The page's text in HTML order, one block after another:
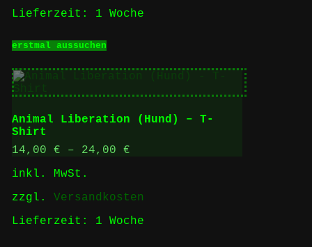
Lieferzeit: 1 Woche
erstmal aussuchenProdukt
mehrere
auf.
Die
Optionen
auf
werden
Animal Liberation (Hund) – T-
Shirt
14,00 € – 24,00 €
inkl. MwSt.
zzgl. Versandkosten
Lieferzeit: 1 Woche